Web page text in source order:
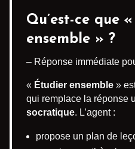
Qu’est-ce que
ensemble » ?
– Réponse immédiate
« Étudier ensemble »
qui remplace la réponse
socratique. L’agent :
propose un plan de